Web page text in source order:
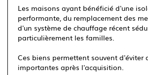
Les maisons ayant bénéficié d'une
performante, du remplacement des
d'un système de chauffage récent
particulièrement les familles.
Ces biens permettent souvent d'éviter
importantes après l'acquisition.